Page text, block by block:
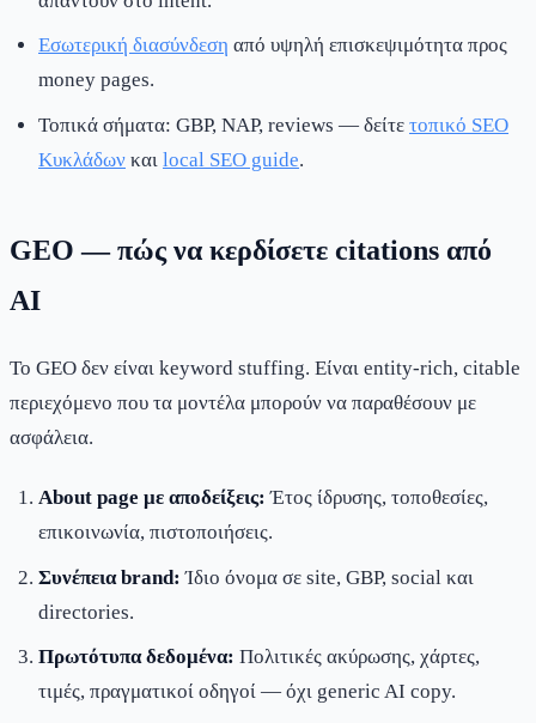
Εσωτερική διασύνδεση από υψηλή επισκεψιμότητα προς
money pages.
Τοπικά σήματα: GBP, NAP, reviews — δείτε τοπικό SEO
Κυκλάδων και local SEO guide.
GEO — πώς να κερδίσετε citations από
AI
Το GEO δεν είναι keyword stuffing. Είναι entity-rich, citable
περιεχόμενο που τα μοντέλα μπορούν να παραθέσουν με
ασφάλεια.
About page με αποδείξεις: Έτος ίδρυσης, τοποθεσίες,
επικοινωνία, πιστοποιήσεις.
Συνέπεια brand: Ίδιο όνομα σε site, GBP, social και
directories.
Πρωτότυπα δεδομένα: Πολιτικές ακύρωσης, χάρτες,
τιμές, πραγματικοί οδηγοί — όχι generic AI copy.